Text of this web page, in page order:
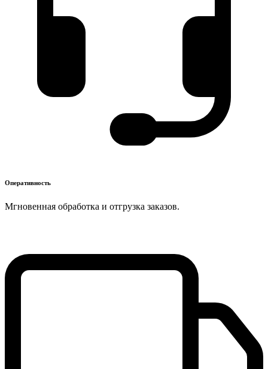
Оперативность
Мгновенная обработка и отгрузка заказов.